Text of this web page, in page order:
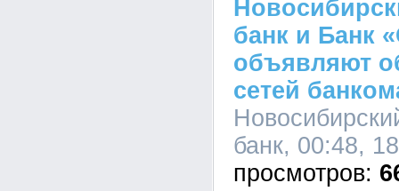
банк и Банк
объявляют
сетей
банк, 00:48,